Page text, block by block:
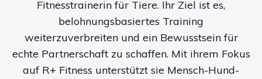
Fitnesstrainerin für Tiere. Ihr Ziel ist es,
belohnungsbasiertes Training
weiterzuverbreiten und ein Bewusstsein für
echte Partnerschaft zu schaffen. Mit ihrem Fokus
auf R+ Fitness unterstützt sie Mensch-Hund-